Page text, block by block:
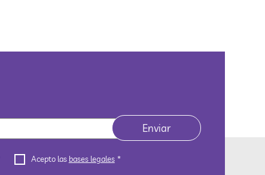
Bases
legales *
Acepto las bases legales *